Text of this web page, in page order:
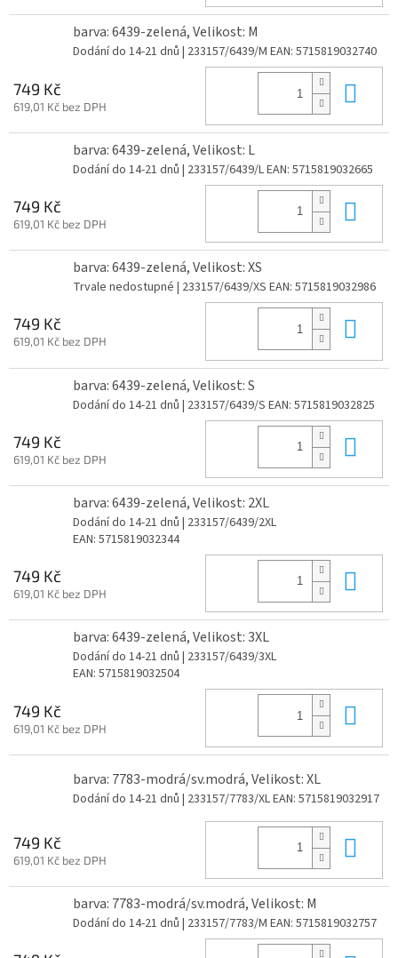
barva: 6439-zelená, Velikost: M
Dodání do 14-21 dnů | 233157/6439/M EAN: 5715819032740
749 Kč
619,01 Kč bez DPH
barva: 6439-zelená, Velikost: L
Dodání do 14-21 dnů | 233157/6439/LEAN: 5715819032665
749 Kč
619,01 Kč bez DPH
barva: 6439-zelená, Velikost: XS
Trvale nedostupné | 233157/6439/XS EAN: 5715819032986
749 Kč
619,01 Kč bez DPH
barva: 6439-zelená, Velikost: S
Dodání do 14-21 dnů | 233157/6439/S EAN: 5715819032825
749 Kč
619,01 Kč bez DPH
barva: 6439-zelená, Velikost: 2XL
Dodání do 14-21 dnů | 233157/6439/2XL
EAN: 5715819032344
749 Kč
619,01 Kč bez DPH
barva: 6439-zelená, Velikost: 3XL
Dodání do 14-21 dnů | 233157/6439/3XL
EAN: 5715819032504
749 Kč
619,01 Kč bez DPH
barva: 7783-modrá/sv.modrá, Velikost: XL
Dodání do 14-21 dnů | 233157/7783/XLEAN: 5715819032917
749 Kč
619,01 Kč bez DPH
barva: 7783-modrá/sv.modrá, Velikost: M
Dodání do 14-21 dnů | 233157/7783/M EAN: 5715819032757